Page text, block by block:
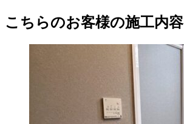
こちらのお客様の施工内容